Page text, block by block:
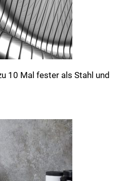
10 Mal fester als Stahl und